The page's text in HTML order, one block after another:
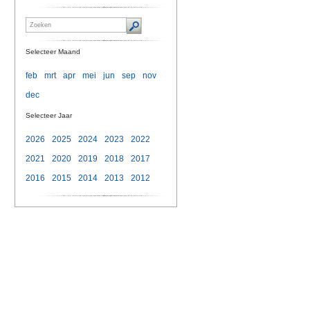
Selecteer Maand
feb mrt apr mei jun sep
nov
dec
Selecteer Jaar
2026 2025 2024 2023
2022
2021
2020 2019 2018
2017
2016
2015 2014 2013 2012